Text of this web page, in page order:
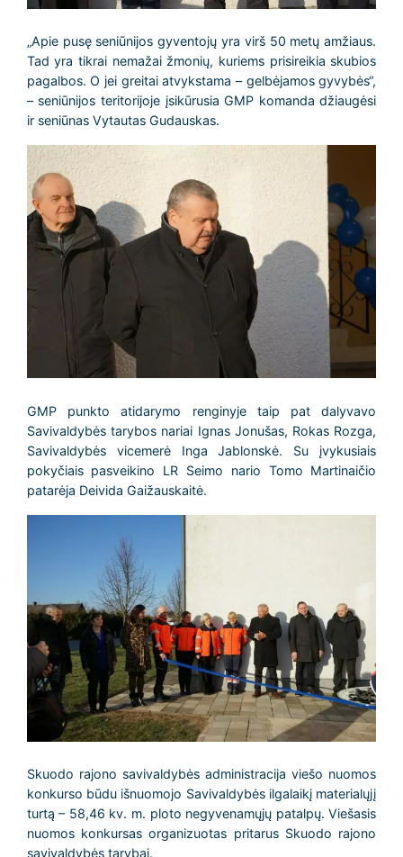
„Apie pusę seniūnijos gyventojų yra virš 50 metų amžiaus.
Tad yra tikrai nemažai žmonių, kuriems prisireikia skubios
pagalbos. O jei greitai atvykstama – gelbėjamos gyvybės“,
– seniūnijos teritorijoje įsikūrusia GMP komanda džiaugėsi
ir seniūnas Vytautas Gudauskas.
GMP punkto atidarymo renginyje taip pat dalyvavo
Savivaldybės tarybos nariai Ignas Jonušas, Rokas Rozga,
Savivaldybės vicemerė Inga Jablonskė. Su įvykusiais
pokyčiais pasveikino LR Seimo nario Tomo Martinaičio
patarėja Deivida Gaižauskaitė.
Skuodo rajono savivaldybės administracija viešo nuomos
konkurso būdu išnuomojo Savivaldybės ilgalaikį materialųjį
turtą – 58,46 kv. m. ploto negyvenamųjų patalpų.Viešasis
nuomos konkursas organizuotas pritarus Skuodo rajono
savivaldybės tarybai.